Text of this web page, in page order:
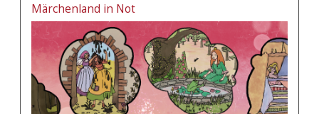
Märchenland in Not